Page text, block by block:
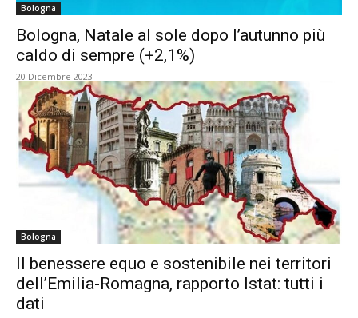
Bologna
Bologna, Natale al sole dopo l’autunno più
caldo di sempre (+2,1%)
20 Dicembre 2023
Bologna
Il benessere equo e sostenibile nei territori
dell’Emilia-Romagna, rapporto Istat: tutti i
dati